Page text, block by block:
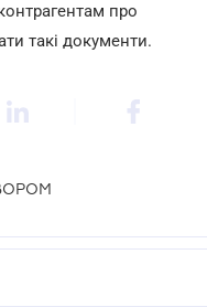
про
такі документи.